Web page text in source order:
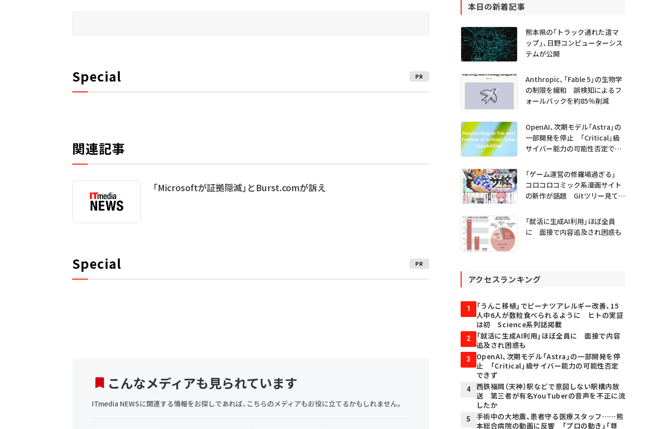
Special PR
関連記事
「Microsoftが証拠隠滅」とBurst.comが訴え
Special PR
こんなメディアも見られています
ITmedia NEWSに関連する情報をお探しであれば、こちらのメディアもお役に立てるかもしれません。
本日の新着記事
熊本県の「トラック通れた道マ
ップ」、日野コンピューターシス
テムが公開
Anthropic、「Fable 5」の生物学
の制限を緩和 誤検知によるフ
ォールバックを約85％削減
OpenAI、次期モデル「Astra」の
一部開発を停止 「Critical」級
サイバー能力の可能性否定でき
「ゲーム運営の修羅場過ぎる」
コロコロコミック系漫画サイト
の新作が話題 Gitツリー見てガ
「就活に生成AI利用」ほぼ全員
に 面接で内容追及され困惑も
アクセスランキング
1
「うんこ移植」でピーナツアレルギー改善、15
人中6人が数粒食べられるように ヒトの実証
は初 Science系列誌掲載
2
「就活に生成AI利用」ほぼ全員に 面接で内容
追及され困惑も
3
OpenAI、次期モデル「Astra」の一部開発を停
止 「Critical」級サイバー能力の可能性否定
できず
4
西鉄福岡（天神）駅などで意図しない駅構内放
送 第三者が有名YouTuberの音声を不正に流
したか
5
手術中の大地震、患者守る医療スタッフ……熊
本総合病院の動画に反響 「プロの動き」「尊